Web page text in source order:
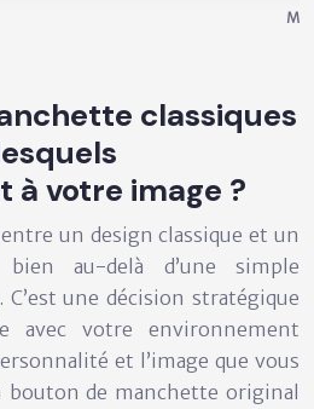
classiques
à votre image ?
un design classique et un
au-delà d’une simple
une décision stratégique
avec votre environnement
et l’image que vous
bouton de manchette original